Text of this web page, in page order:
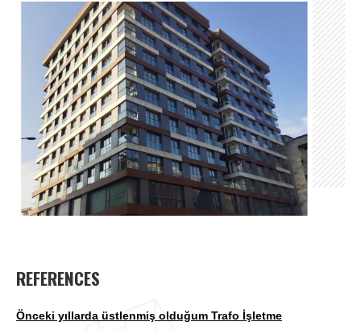
REFERENCES
Önceki yıllarda üstlenmiş olduğum Trafo İşletme